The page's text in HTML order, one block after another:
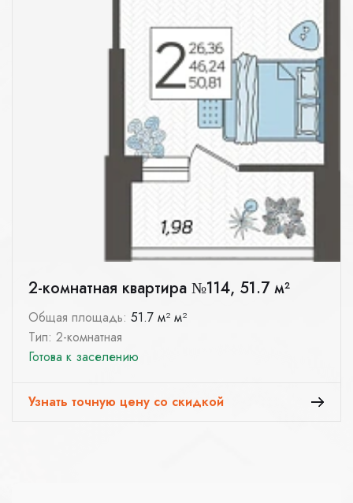
2-комнатная квартира №114, 51.7 м²
Общая площадь: 51.7 м² м²
Тип: 2-комнатная
Готова к заселению
Узнать точную цену со скидкой